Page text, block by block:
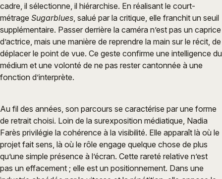
cadre, il sélectionne, il hiérarchise. En réalisant le court-
métrage Sugarblues, salué par la critique, elle franchit un seuil
supplémentaire. Passer derrière la caméra n’est pas un caprice
d’actrice, mais une manière de reprendre la main sur le récit, de
déplacer le point de vue. Ce geste confirme une intelligence du
médium et une volonté de ne pas rester cantonnée à une
fonction d’interprète.
Au fil des années, son parcours se caractérise par une forme
de retrait choisi. Loin de la surexposition médiatique, Nadia
Farès privilégie la cohérence à la visibilité. Elle apparaît là où le
projet fait sens, là où le rôle engage quelque chose de plus
qu’une simple présence à l’écran. Cette rareté relative n’est
pas un effacement ; elle est un positionnement. Dans une